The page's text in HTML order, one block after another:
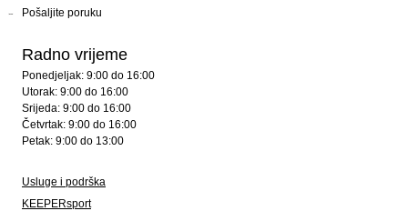
Pošaljite poruku
Radno vrijeme
Ponedjeljak: 9:00 do 16:00
Utorak: 9:00 do 16:00
Srijeda: 9:00 do 16:00
Četvrtak: 9:00 do 16:00
Petak: 9:00 do 13:00
Usluge i podrška
KEEPERsport